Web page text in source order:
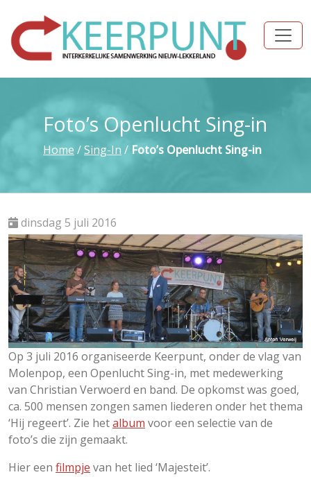
Foto’s Openlucht Sing-in
Home /Sing-In / Foto’s Openlucht Sing-in
dinsdag 5 juli 2016
Op 3 juli 2016 organiseerde Keerpunt, onder de vlag van
Molenpop, een Openlucht Sing-in, met medewerking
van Christian Verwoerd en band. De opkomst was goed,
ca. 500 mensen zongen samen liederen onder het thema
‘Hij regeert’. Zie hetalbum voor een selectie van de
foto’s die zijn gemaakt.
Hier een filmpje van het lied ‘Majesteit’.